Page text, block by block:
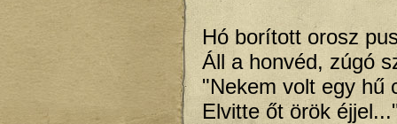
Hó borított orosz
Áll a honvéd, zúgó
"Nekem volt egy hű
Elvitte őt örök